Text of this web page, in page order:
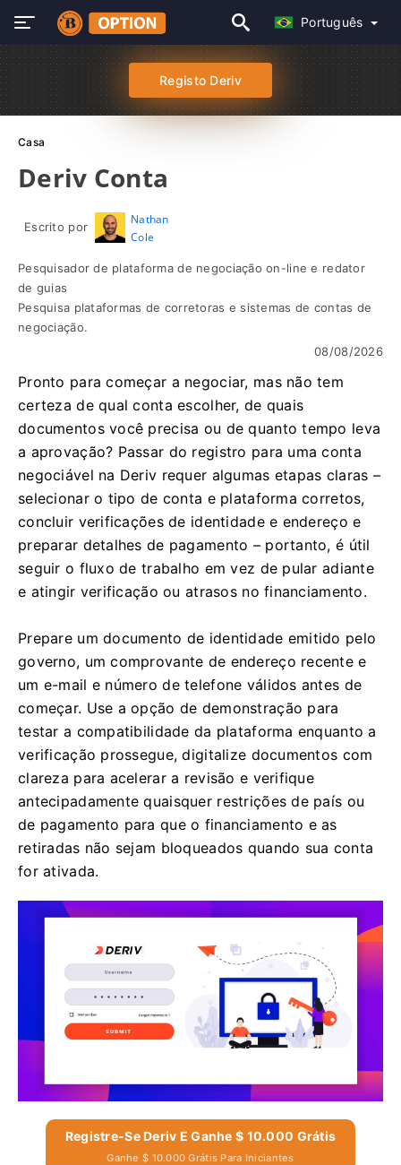
Português
Registo Deriv
Casa
Deriv Conta
Escrito por
Nathan
Cole
Pesquisador de plataforma de negociação on-line e redator
de guias
Pesquisa plataformas de corretoras e sistemas de contas de
negociação.
08/08/2026
Pronto para começar a negociar, mas não tem
certeza de qual conta escolher, de quais
documentos você precisa ou de quanto tempo leva
a aprovação? Passar do registro para uma conta
negociável na Deriv requer algumas etapas claras –
selecionar o tipo de conta e plataforma corretos,
concluir verificações de identidade e endereço e
preparar detalhes de pagamento – portanto, é útil
seguir o fluxo de trabalho em vez de pular adiante
e atingir verificação ou atrasos no financiamento.
Prepare um documento de identidade emitido pelo
governo, um comprovante de endereço recente e
um e-mail e número de telefone válidos antes de
começar. Use a opção de demonstração para
testar a compatibilidade da plataforma enquanto a
verificação prossegue, digitalize documentos com
clareza para acelerar a revisão e verifique
antecipadamente quaisquer restrições de país ou
de pagamento para que o financiamento e as
retiradas não sejam bloqueados quando sua conta
for ativada.
Registre-Se Deriv E Ganhe $ 10.000 Grátis
Ganhe $ 10.000 Grátis Para Iniciantes